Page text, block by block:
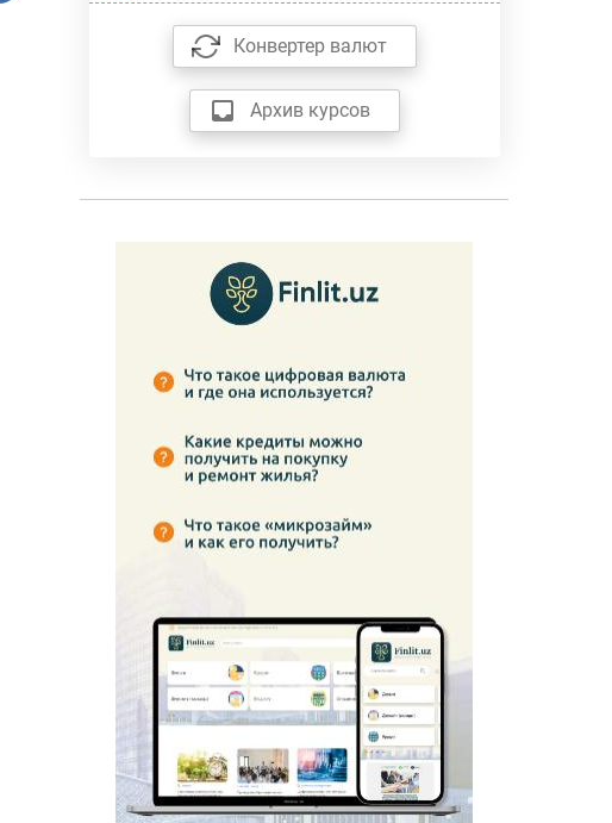
Конвертер валют
Архив курсов